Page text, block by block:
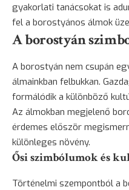
gyakorlati tanácsokat is
fel a borostyános álmok
A borostyán
A borostyán nem csupán
álmainkban felbukkan.
formálódik a különböző
Az álmokban megjelenő
érdemes először
különleges növény.
Ősi szimbólumok és
Történelmi szempontból a